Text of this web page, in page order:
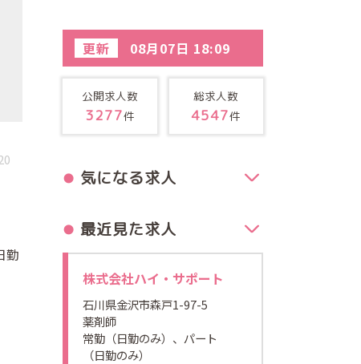
勤
更新 08月07日 18:09
公開求人数
3277件
総求人数
4547件
気になる求人
最近見た求人
株式会社ハイ・サポート
石川県金沢市森戸1-97-5
薬剤師
常勤（日勤のみ）、パート
（日勤のみ）